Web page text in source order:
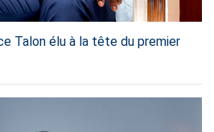
Talon élu à la tête du premier